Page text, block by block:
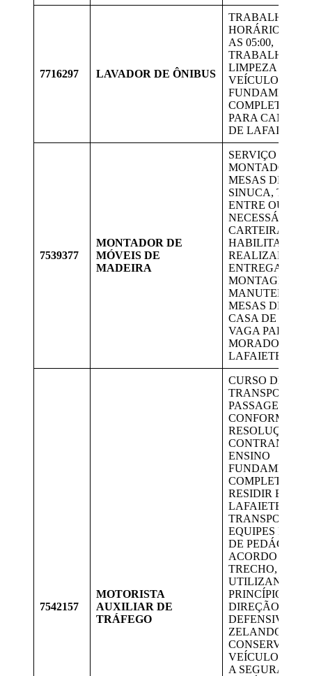
7716297 LAVADOR DE ÔNIBUS
TRABALHAR
HORÁRIO DE
AS 05:00,
TRABALHAR
LIMPEZA DE
VEÍCULOS,
COMPLETO,
PARA
DE LAFAIETE.
7539377
MONTADOR DE
MÓVEIS DE
MADEIRA
SERVIÇO DE
MONTADOR DE
MESAS DE
SINUCA, TOTÓ
ENTRE
NECESSÁRIO
CARTEIRA DE
HABILITAÇÃO
REALIZAR
ENTREGAS,
MONTAGEM E
MANUTENÇÃO
MESAS DE
CASA DE
VAGA PARA
MORADORES
LAFAIETE
7542157
MOTORISTA
AUXILIAR DE
TRÁFEGO
CURSO DE
TRANSPORTE
PASSAGEIROS
CONFORME
RESOLUÇÃO
CONTRAN 168/
ENSINO
COMPLETO;
RESIDIR EM
LAFAIETE.
TRANSPORTAR
EQUIPES DE
DE PEDÁGIOS
ACORDO COM
TRECHO,
UTILIZANDO
PRINCÍPIOS DA
DIREÇÃO
DEFENSIVA E
ZELANDO
VEÍCULO,
A SEGURANÇA